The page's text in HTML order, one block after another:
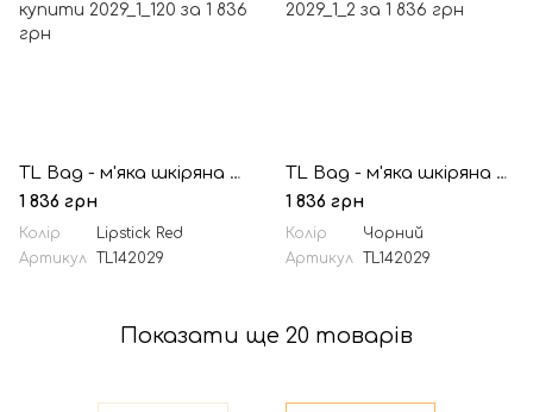
TL Bag - м'яка шкіряна зчеплення TL142029 Помада червона
1 836 грн
Колір
Lipstick Red
Артикул
TL142029
TL Bag - м'яка шкіряна зчеплення TL142029 Чорний
1 836 грн
Колір
Чорний
Артикул
TL142029
Показати ще 20 товарів